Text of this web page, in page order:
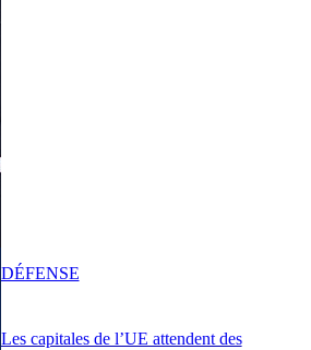
Les capitales de l’UE attendent des
DÉFENSE